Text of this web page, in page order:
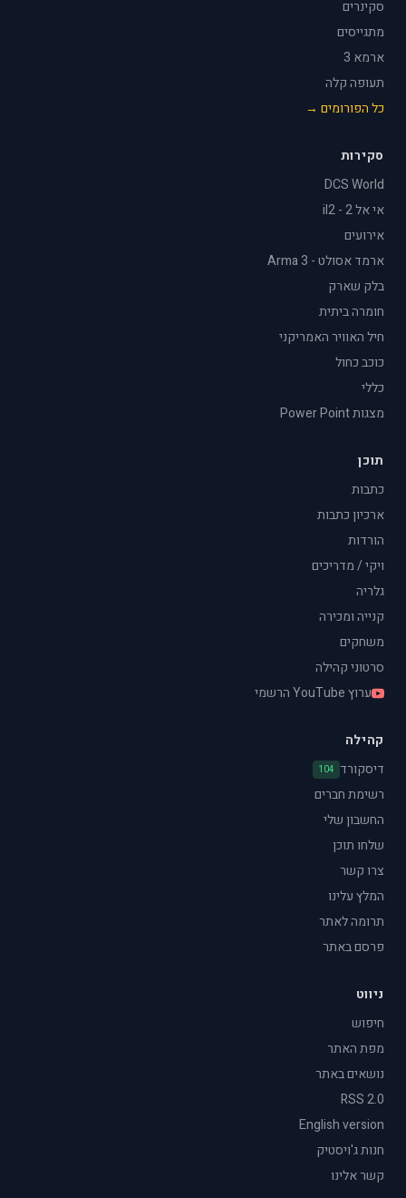
סקינרים
מתגייסים
ארמא 3
תעופה קלה
כל הפורומים →
סקירות
DCS World
אי אל 2 - il2
אירועים
ארמד אסולט - Arma 3
בלק שארק
חומרה ביתית
חיל האוויר האמריקני
כוכב כחול
כללי
מצגות Power Point
תוכן
כתבות
ארכיון כתבות
הורדות
ויקי / מדריכים
גלריה
קנייה ומכירה
משחקים
סרטוני קהילה
ערוץ YouTube הרשמי
קהילה
דיסקורד 104
רשימת חברים
החשבון שלי
שלחו תוכן
צרו קשר
המלץ עלינו
תרומה לאתר
פרסם באתר
ניווט
חיפוש
מפת האתר
נושאים באתר
RSS 2.0
English version
חנות ג'ויסטיק
קשר אלינו